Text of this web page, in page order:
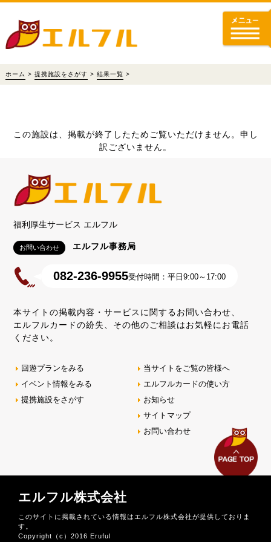
ホーム > 提携施設をさがす > 結果一覧 >
この施設は、掲載が終了したためご覧いただけません。申し
訳ございません。
福利厚生サービス エルフル
お問い合わせ エルフル事務局
082-236-9955受付時間：平日9:00～17:00
本サイトの掲載内容・サービスに関するお問い合わせ、
エルフルカードの紛失、その他のご相談はお気軽にお電話
ください。
回遊プランをみる
イベント情報をみる
提携施設をさがす
当サイトをご覧の皆様へ
エルフルカードの使い方
お知らせ
サイトマップ
お問い合わせ
エルフル株式会社
このサイトに掲載されている情報はエルフル株式会社が提供しておりま
す。
Copyright（c）2016 Eruful